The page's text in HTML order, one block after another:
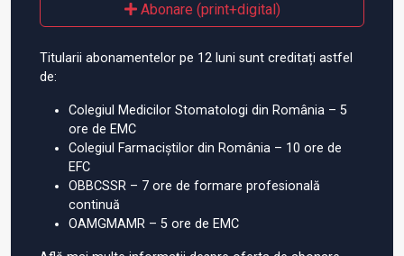
Abonare (print+digital)
Titularii abonamentelor pe 12 luni sunt creditați astfel
de:
Colegiul Medicilor Stomatologi din România – 5
ore de EMC
Colegiul Farmaciștilor din România – 10 ore de
EFC
OBBCSSR – 7 ore de formare profesională
continuă
OAMGMAMR – 5 ore de EMC